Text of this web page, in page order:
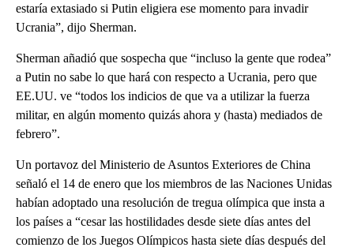
estaría extasiado si Putin eligiera ese momento para invadir
Ucrania”, dijo Sherman.
Sherman añadió que sospecha que “incluso la gente que rodea”
a Putin no sabe lo que hará con respecto a Ucrania, pero que
EE.UU. ve “todos los indicios de que va a utilizar la fuerza
militar, en algún momento quizás ahora y (hasta) mediados de
febrero”.
Un portavoz del Ministerio de Asuntos Exteriores de China
señaló el 14 de enero que los miembros de las Naciones Unidas
habían adoptado una resolución de tregua olímpica que insta a
los países a “cesar las hostilidades desde siete días antes del
comienzo de los Juegos Olímpicos hasta siete días después del